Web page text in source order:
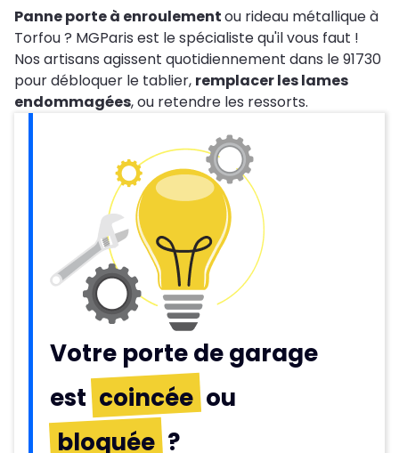
Panne porte à enroulementou rideau métallique à
Torfou ? MGParis est le spécialiste qu'il vous faut !
Nos artisans agissent quotidiennement dans le 91730
pour débloquer le tablier, remplacer les lames
endommagées, ou retendre les ressorts.
Votre porte de garage
est coincée ou
bloquée ?